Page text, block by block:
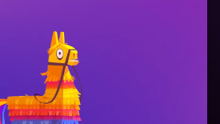
Secretul secretelor